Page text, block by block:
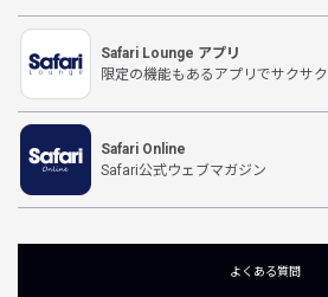
Safari Lounge アプリ
限定の機能もあるアプリでサクサ
Safari Online
Safari公式ウェブマガジン
よくある質問